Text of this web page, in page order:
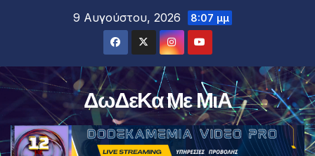
9 Αυγούστου, 2026 8:07 μμ
ΔωΔεΚα Με ΜιΑ